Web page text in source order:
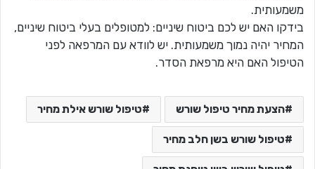
משמעותית.
בידקו האם יש לכם ביטוח שיניים: למטופלים בעלי ביטוח שיניים,
המחיר יהיה נמוך משמעותית. יש לוודא עם המרפאה לפני
הטיפול האם היא מרפאת הסדר.
הצעת מחיר טיפול שורש טיפול שורש אילת מחיר
טיפול שורש בשן חלב מחיר